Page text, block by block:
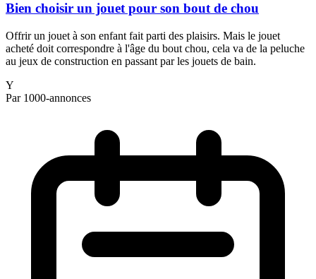
Bien choisir un jouet pour son bout de chou
Offrir un jouet à son enfant fait parti des plaisirs. Mais le jouet
acheté doit correspondre à l'âge du bout chou, cela va de la peluche
au jeux de construction en passant par les jouets de bain.
Y
Par 1000-annonces